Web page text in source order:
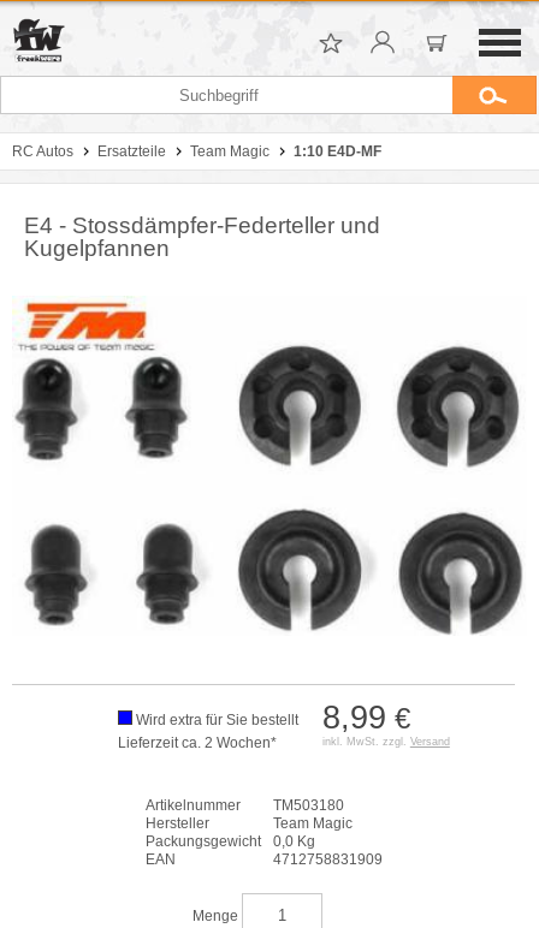
RC Autos Ersatzteile Team Magic 1:10 E4D-MF
E4 - Stossdämpfer-Federteller und
Kugelpfannen
8,99 €
inkl. MwSt. zzgl. Versand
Wird extra für Sie bestellt
Lieferzeit ca. 2 Wochen*
Artikelnummer
TM503180
Hersteller
Team Magic
Packungsgewicht
0,0 Kg
EAN
4712758831909
Menge